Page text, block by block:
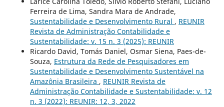
Ferreira de Lima, Sandra Mara de Andrade,
Sustentabilidade e Desenvolvimento Rural , REUNIR
Revista de Administração Contabilidade e
Sustentabilidade: v. 15 n. 3 (2025): REUNIR
Ricardo David, Tomás Daniel, Osmar Siena, Paes-de-
Souza, Estrutura da Rede de Pesquisadores em
Sustentabilidade e Desenvolvimento Sustentável na
Amazônia Brasileira , REUNIR Revista de
Administração Contabilidade e Sustentabilidade: v. 12
n. 3 (2022): REUNIR: 12, 3, 2022